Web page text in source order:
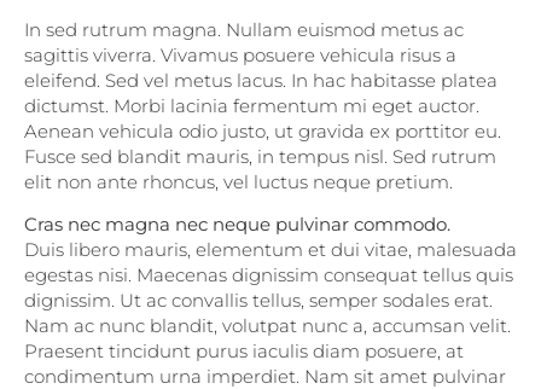
In sed rutrum magna. Nullam euismod metus ac
sagittis viverra. Vivamus posuere vehicula risus a
eleifend. Sed vel metus lacus. In hac habitasse platea
dictumst. Morbi lacinia fermentum mi eget auctor.
Aenean vehicula odio justo, ut gravida ex porttitor eu.
Fusce sed blandit mauris, in tempus nisl. Sed rutrum
elit non ante rhoncus, vel luctus neque pretium.
Cras nec magna nec neque pulvinar commodo.
Duis libero mauris, elementum et dui vitae, malesuada
egestas nisi. Maecenas dignissim consequat tellus quis
dignissim. Ut ac convallis tellus, semper sodales erat.
Nam ac nunc blandit, volutpat nunc a, accumsan velit.
Praesent tincidunt purus iaculis diam posuere, at
condimentum urna imperdiet. Nam sit amet pulvinar